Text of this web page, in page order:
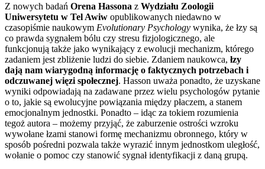
Z nowych badań Orena Hassona z Wydziału Zoologii
Uniwersytetu w Tel Awiw opublikowanych niedawno w
czasopiśmie naukowym Evolutionary Psychology wynika, że łzy są
co prawda sygnałem bólu czy stresu fizjologicznego, ale
funkcjonują także jako wynikający z ewolucji mechanizm, którego
zadaniem jest zbliżenie ludzi do siebie. Zdaniem naukowca, łzy
dają nam wiarygodną informację o faktycznych potrzebach i
odczuwanej więzi społecznej. Hasson uważa ponadto, że uzyskane
wyniki odpowiadają na zadawane przez wielu psychologów pytanie
o to, jakie są ewolucyjne powiązania między płaczem, a stanem
emocjonalnym jednostki. Ponadto – idąc za tokiem rozumienia
tegoż autora – możemy przyjąć, że zaburzenie ostrości wzroku
wywołane łzami stanowi formę mechanizmu obronnego, który w
sposób pośredni pozwala także wyrazić innym jednostkom uległość,
wołanie o pomoc czy stanowić sygnał identyfikacji z daną grupą.